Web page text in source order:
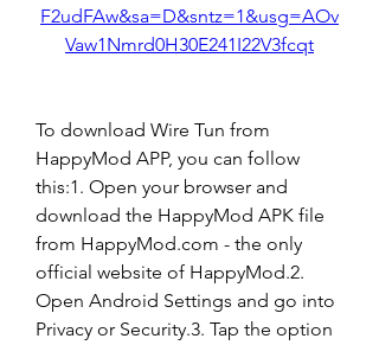
F2udFAw&sa=D&sntz=1&usg=AOv
Vaw1Nmrd0H30E241I22V3fcqt
To download Wire Tun from
HappyMod APP, you can follow
this:1. Open your browser and
download the HappyMod APK file
from HappyMod.com - the only
official website of HappyMod.2.
Open Android Settings and go into
Privacy or Security.3. Tap the option